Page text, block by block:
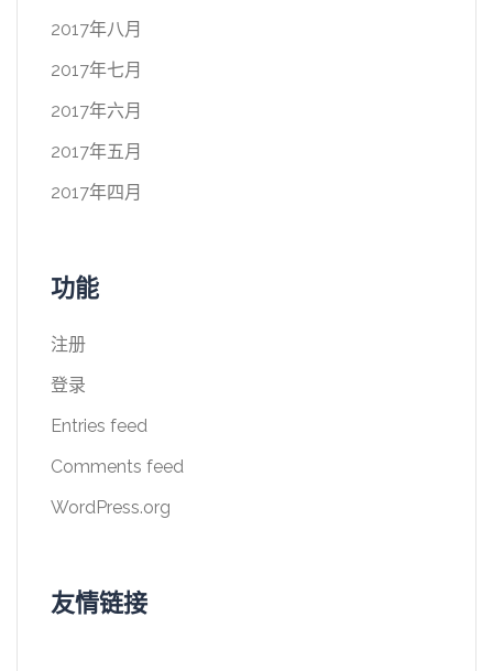
2017年八月
2017年七月
2017年六月
2017年五月
2017年四月
功能
注册
登录
Entries feed
Comments feed
WordPress.org
友情链接